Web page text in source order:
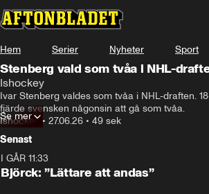
Hem Serier Nyheter Sport
Stenberg vald som tvåa i NHL-
Ishockey
Ivar Stenberg valdes som tvåa i NHL-draften.
Ishockey• 27.06.26 • 49 sek
Se mer
Senast
I GÅR 11:33
Björck: ”Lättare att andas”